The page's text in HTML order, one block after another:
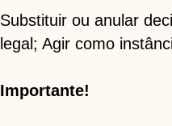
Substituir ou anular
legal; Agir como
Importante!